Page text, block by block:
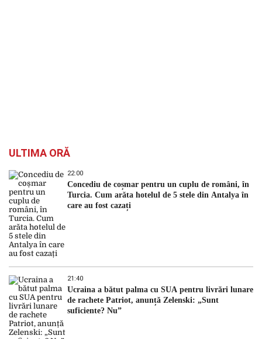
ULTIMA ORĂ
22:00
Concediu de coșmar pentru un cuplu de români, în
Turcia. Cum arăta hotelul de 5 stele din Antalya în
care au fost cazați
21:40
Ucraina a bătut palma cu SUA pentru livrări lunare
de rachete Patriot, anunță Zelenski: „Sunt
suficiente? Nu”